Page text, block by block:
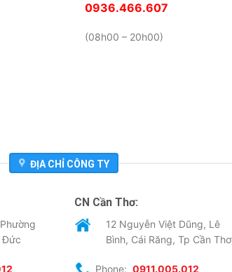
0936.466.607
(08h00 – 20h00)
ĐỊA CHỈ CÔNG TY
Đức
CN Cần Thơ:
12 Nguyễn Việt Dũng, Lê
Bình, Cái Răng, Tp Cần Thơ
Phone: 0911.005.012